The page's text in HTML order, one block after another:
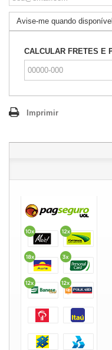
Avise-me quando disponível
CALCULAR FRETES E
Imprimir